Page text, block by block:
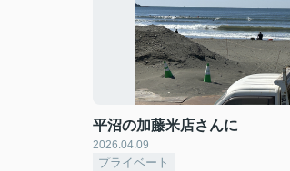
平沼の加藤米店さんに
2026.04.09
プライベート